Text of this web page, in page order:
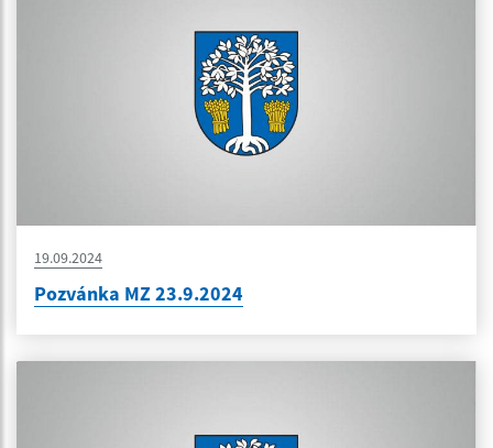
19.09.2024
Pozvánka MZ 23.9.2024